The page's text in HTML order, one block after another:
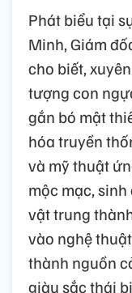
Phát biểu tại
Minh, Giám
cho biết,
tượng con
gắn bó mật
hóa truyền
và mỹ thuật
mộc mạc,
vật trung
vào nghệ
thành nguồn
giàu sắc thái